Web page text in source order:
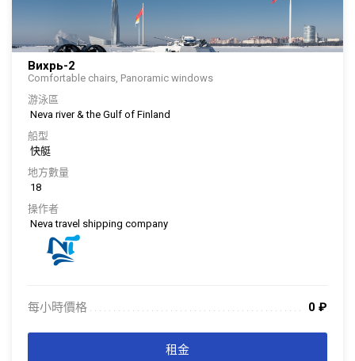
Вихрь-2
Comfortable chairs, Panoramic windows
游泳區
Neva river & the Gulf of Finland
船型
快艇
地方數量
18
操作者
Neva travel shipping company
每小時價格 0 ₽
. . . . . . . . . . . . . . . . . . . . . . . . . . . . . . . . . . . . . . . . . . . . . . . . . . . . . . . . . . . . . . .
租金